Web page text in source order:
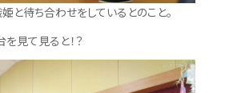
と待ち合わせをしているとのこと。
を見て見ると！？